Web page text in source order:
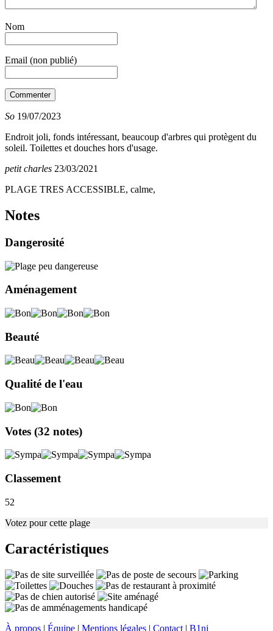
Nom
Email (non publié)
So 19/07/2023
Endroit joli, fonds intéressant, beaucoup d'arbres qui protègent du
soleil. Toilettes et douches hors d'usage.
petit charles 23/03/2021
PLAGE TRES ACCESSIBLE, calme,
Notes
Dangerosité
Aménagement
Beauté
Qualité de l'eau
Votes (32 notes)
Classement
52
Votez pour cette plage
Caractéristiques
À propos | Équipe | Mentions légales | Contact | B1nj